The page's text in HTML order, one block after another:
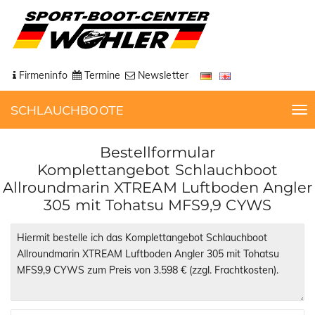
Firmeninfo Termine Newsletter
SCHLAUCHBOOTE
T
o
e
a
Bestellformular
Komplettangebot Schlauchboot
Allroundmarin XTREAM Luftboden Angler
305 mit Tohatsu MFS9,9 CYWS